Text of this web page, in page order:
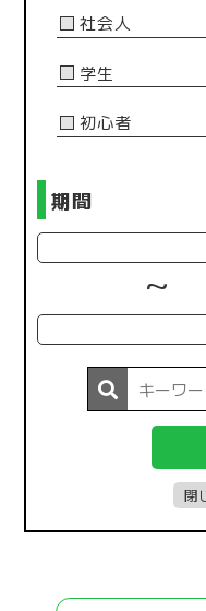
社会人
学生
初心者
期間
~